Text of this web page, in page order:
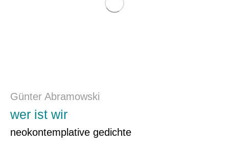
Günter Abramowski
wer ist wir
neokontemplative gedichte